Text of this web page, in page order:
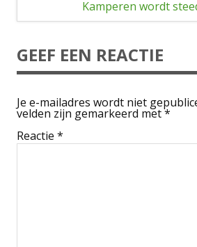
Kamperen wordt
GEEF EEN REACTIE
Je e-mailadres wordt niet
velden zijn gemarkeerd met*
Reactie *